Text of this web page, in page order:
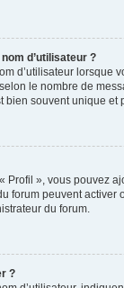
d’utilisateur ?
d’utilisateur
le nombre de
bien souvent unique et
Profil », vous pouvez
forum peuvent
du forum.
?